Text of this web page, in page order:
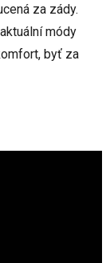
za zády.
módy
byť za